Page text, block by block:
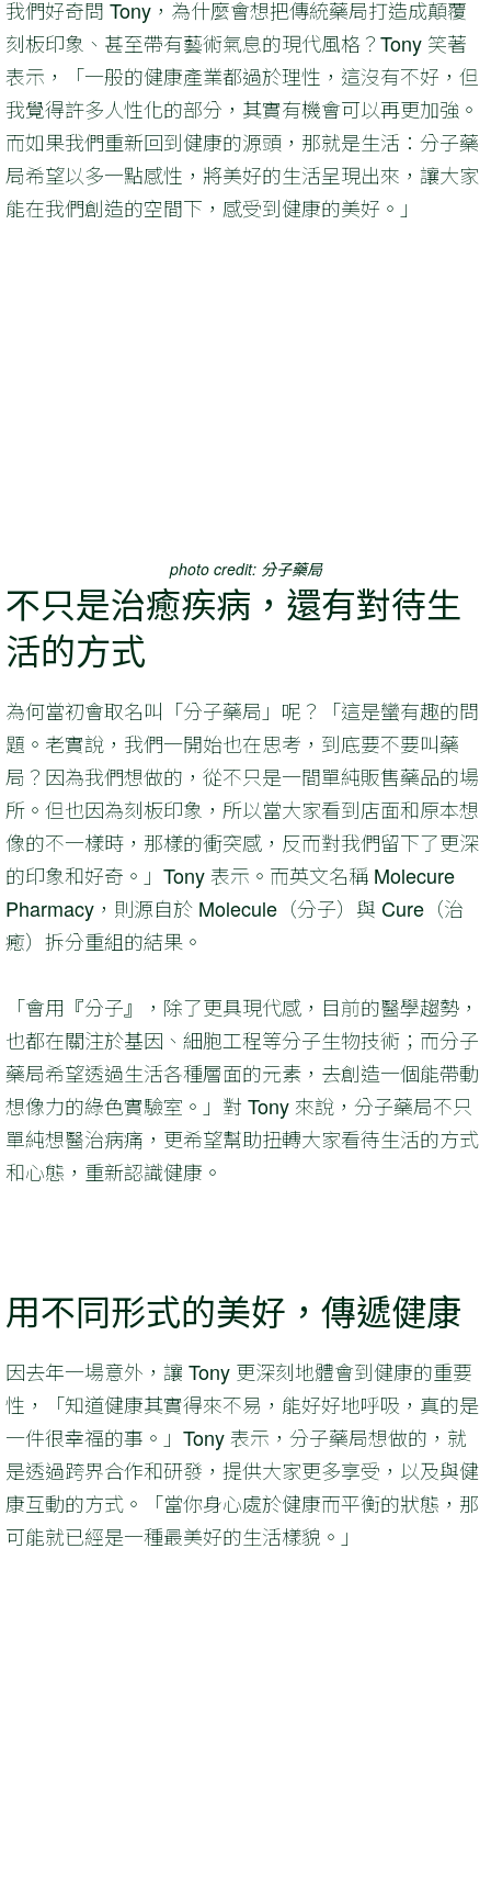
我們好奇問 Tony，為什麼會想把傳統藥局打造成顛覆
刻板印象、甚至帶有藝術氣息的現代風格？Tony 笑著
表示，「一般的健康產業都過於理性，這沒有不好，但
我覺得許多人性化的部分，其實有機會可以再更加強。
而如果我們重新回到健康的源頭，那就是生活：分子藥
局希望以多一點感性，將美好的生活呈現出來，讓大家
能在我們創造的空間下，感受到健康的美好。」
photo credit: 分子藥局
不只是治癒疾病，還有對待生
活的方式
為何當初會取名叫「分子藥局」呢？「這是蠻有趣的問
題。老實說，我們一開始也在思考，到底要不要叫藥
局？因為我們想做的，從不只是一間單純販售藥品的場
所。但也因為刻板印象，所以當大家看到店面和原本想
像的不一樣時，那樣的衝突感，反而對我們留下了更深
的印象和好奇。」Tony 表示。而英文名稱 Molecure
Pharmacy，則源自於 Molecule（分子）與 Cure（治
癒）拆分重組的結果。
「會用『分子』，除了更具現代感，目前的醫學趨勢，
也都在關注於基因、細胞工程等分子生物技術；而分子
藥局希望透過生活各種層面的元素，去創造一個能帶動
想像力的綠色實驗室。」對 Tony 來說，分子藥局不只
單純想醫治病痛，更希望幫助扭轉大家看待生活的方式
和心態，重新認識健康。
用不同形式的美好，傳遞健康
因去年一場意外，讓 Tony 更深刻地體會到健康的重要
性，「知道健康其實得來不易，能好好地呼吸，真的是
一件很幸福的事。」Tony 表示，分子藥局想做的，就
是透過跨界合作和研發，提供大家更多享受，以及與健
康互動的方式。「當你身心處於健康而平衡的狀態，那
可能就已經是一種最美好的生活樣貌。」